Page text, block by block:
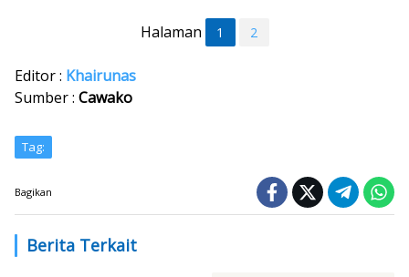
Halaman 1 2
Editor : Khairunas
Sumber : Cawako
Tag:
Bagikan
Berita Terkait